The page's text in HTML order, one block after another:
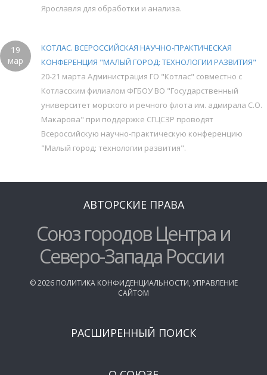
Ярославля для обработки и анализа.
19
мар
КОТЛАС. ВСЕРОССИЙСКАЯ НАУЧНО-ПРАКТИЧЕСКАЯ
КОНФЕРЕНЦИЯ "МАЛЫЙ ГОРОД: ТЕХНОЛОГИИ РАЗВИТИЯ"
20-21 марта Администрация ГО "Котлас" совместно с
Котласским филиалом ФГБОУ ВО "Государственный
университет морского и речного флота им. адмирала С.О.
Макарова" при поддержке СГЦСЗР проводят
Всероссийскую научно-практическую конференцию
"Малый город: технологии развития".
АВТОРСКИЕ ПРАВА
Союз городов Центра и
Северо-Запада России
©2026 ПОЛИТИКА КОНФИДЕНЦИАЛЬНОСТИ, УПРАВЛЕНИЕ
САЙТОМ
РАСШИРЕННЫЙ ПОИСК